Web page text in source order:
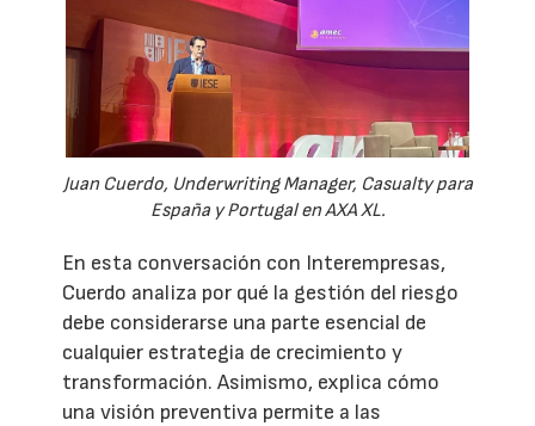
Juan Cuerdo, Underwriting Manager, Casualty para
España y Portugal en AXA XL.
En esta conversación con Interempresas,
Cuerdo analiza por qué la gestión del riesgo
debe considerarse una parte esencial de
cualquier estrategia de crecimiento y
transformación. Asimismo, explica cómo
una visión preventiva permite a las